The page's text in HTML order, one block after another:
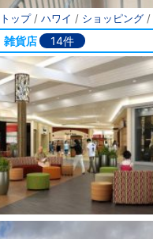
ップ/ ハワイ / ショッピング /
雑貨店 14件